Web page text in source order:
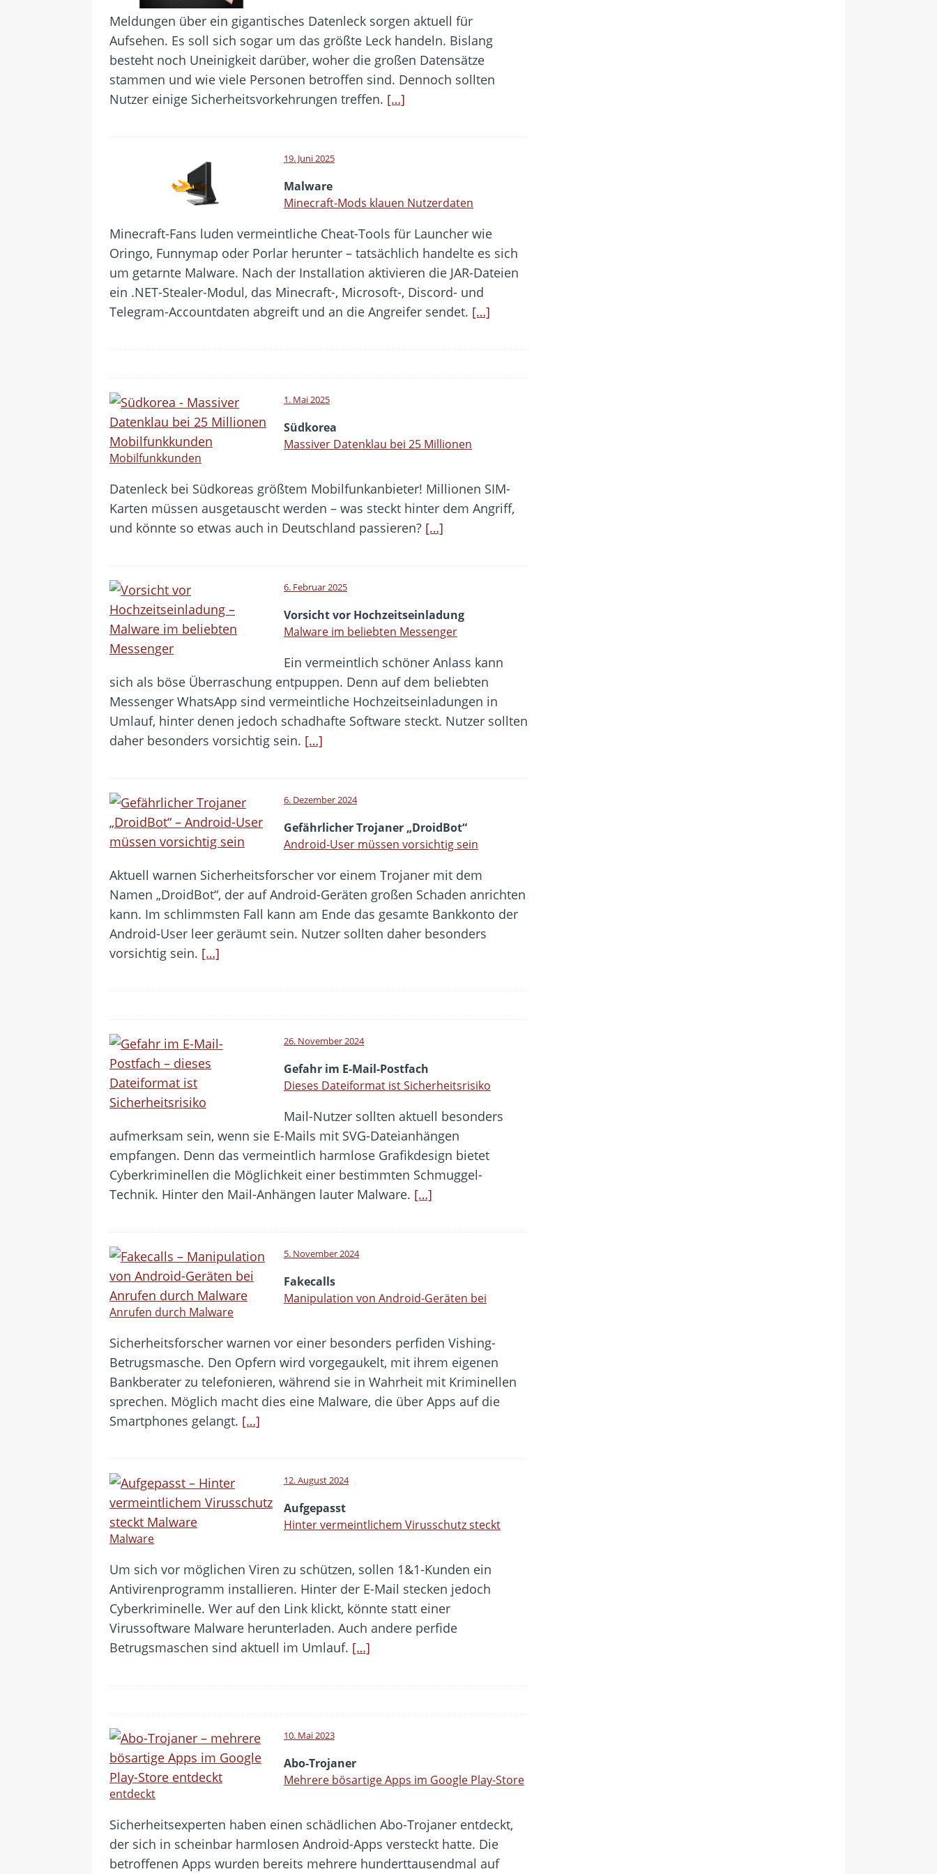
Meldungen über ein gigantisches Datenleck sorgen aktuell für
Aufsehen. Es soll sich sogar um das größte Leck handeln. Bislang
besteht noch Uneinigkeit darüber, woher die großen Datensätze
stammen und wie viele Personen betroffen sind. Dennoch sollten
Nutzer einige Sicherheitsvorkehrungen treffen. […]
19. Juni 2025
Malware
Minecraft-Mods klauen Nutzerdaten
Minecraft-Fans luden vermeintliche Cheat-Tools für Launcher wie
Oringo, Funnymap oder Porlar herunter – tatsächlich handelte es sich
um getarnte Malware. Nach der Installation aktivieren die JAR-Dateien
ein .NET-Stealer-Modul, das Minecraft-, Microsoft-, Discord- und
Telegram-Accountdaten abgreift und an die Angreifer sendet. […]
1. Mai 2025
Südkorea
Massiver Datenklau bei 25 Millionen
Mobilfunkkunden
Datenleck bei Südkoreas größtem Mobilfunkanbieter! Millionen SIM-
Karten müssen ausgetauscht werden – was steckt hinter dem Angriff,
und könnte so etwas auch in Deutschland passieren? […]
6. Februar 2025
Vorsicht vor Hochzeitseinladung
Malware im beliebten Messenger
Ein vermeintlich schöner Anlass kann
sich als böse Überraschung entpuppen. Denn auf dem beliebten
Messenger WhatsApp sind vermeintliche Hochzeitseinladungen in
Umlauf, hinter denen jedoch schadhafte Software steckt. Nutzer sollten
daher besonders vorsichtig sein. […]
6. Dezember 2024
Gefährlicher Trojaner „DroidBot“
Android-User müssen vorsichtig sein
Aktuell warnen Sicherheitsforscher vor einem Trojaner mit dem
Namen „DroidBot“, der auf Android-Geräten großen Schaden anrichten
kann. Im schlimmsten Fall kann am Ende das gesamte Bankkonto der
Android-User leer geräumt sein. Nutzer sollten daher besonders
vorsichtig sein. […]
26. November 2024
Gefahr im E-Mail-Postfach
Dieses Dateiformat ist Sicherheitsrisiko
Mail-Nutzer sollten aktuell besonders
aufmerksam sein, wenn sie E-Mails mit SVG-Dateianhängen
empfangen. Denn das vermeintlich harmlose Grafikdesign bietet
Cyberkriminellen die Möglichkeit einer bestimmten Schmuggel-
Technik. Hinter den Mail-Anhängen lauter Malware. […]
5. November 2024
Fakecalls
Manipulation von Android-Geräten bei
Anrufen durch Malware
Sicherheitsforscher warnen vor einer besonders perfiden Vishing-
Betrugsmasche. Den Opfern wird vorgegaukelt, mit ihrem eigenen
Bankberater zu telefonieren, während sie in Wahrheit mit Kriminellen
sprechen. Möglich macht dies eine Malware, die über Apps auf die
Smartphones gelangt. […]
12. August 2024
Aufgepasst
Hinter vermeintlichem Virusschutz steckt
Malware
Um sich vor möglichen Viren zu schützen, sollen 1&1-Kunden ein
Antivirenprogramm installieren. Hinter der E-Mail stecken jedoch
Cyberkriminelle. Wer auf den Link klickt, könnte statt einer
Virussoftware Malware herunterladen. Auch andere perfide
Betrugsmaschen sind aktuell im Umlauf. […]
10. Mai 2023
Abo-Trojaner
Mehrere bösartige Apps im Google Play-Store
entdeckt
Sicherheitsexperten haben einen schädlichen Abo-Trojaner entdeckt,
der sich in scheinbar harmlosen Android-Apps versteckt hatte. Die
betroffenen Apps wurden bereits mehrere hunderttausendmal auf